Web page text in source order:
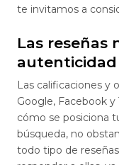
te invitamos a
Las reseñas
autenticidad
Las calificaciones y
Google, Facebook
cómo se posiciona
búsqueda, no
todo tipo de